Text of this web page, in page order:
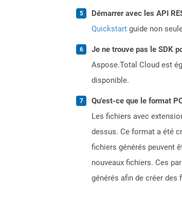
Démarrer avec les API
Quickstart guide non
Je ne trouve pas le SDK
Aspose.Total Cloud est
disponible.
Qu'est-ce que le format
Les fichiers avec
dessus. Ce format a été
fichiers générés peuvent
nouveaux fichiers. Ces
générés afin de créer